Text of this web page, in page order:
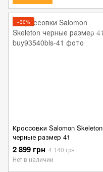
−30%
Кроссовки Salomon Skeleton
черные размер 41
2 899 грн 4 140 грн
Нет в наличии